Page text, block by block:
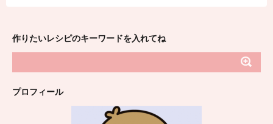
作りたいレシピのキーワードを入れてね
プロフィール